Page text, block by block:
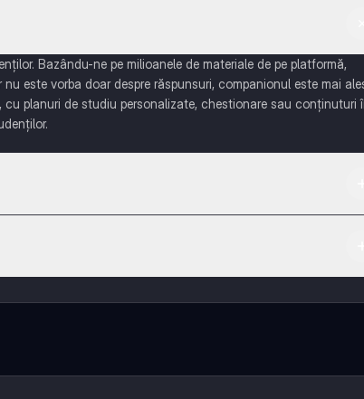
Bazându-ne pe milioanele de materiale de pe platformă,
este vorba doar despre răspunsuri, companionul este mai
planuri de studiu personalizate, chestionare sau conținuturi